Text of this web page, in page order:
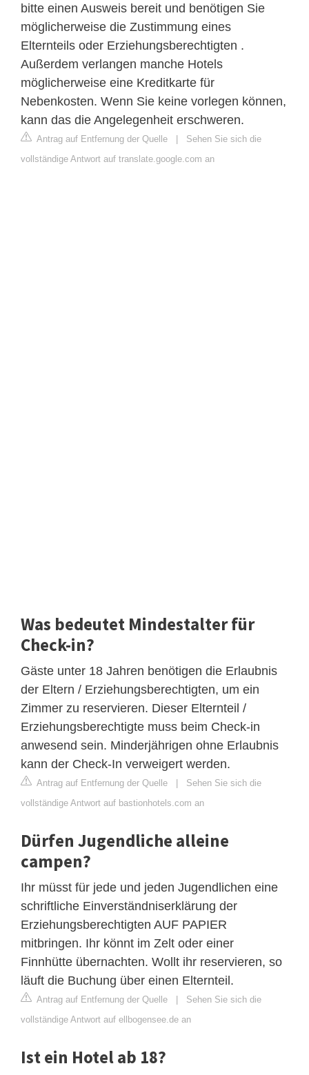
bitte einen Ausweis bereit und benötigen Sie
möglicherweise die Zustimmung eines
Elternteils oder Erziehungsberechtigten .
Außerdem verlangen manche Hotels
möglicherweise eine Kreditkarte für
Nebenkosten. Wenn Sie keine vorlegen können,
kann das die Angelegenheit erschweren.
Antrag auf Entfernung der Quelle | Sehen Sie sich die
vollständige Antwort auf translate.google.com an
Was bedeutet Mindestalter für
Check-in?
Gäste unter 18 Jahren benötigen die Erlaubnis
der Eltern / Erziehungsberechtigten, um ein
Zimmer zu reservieren. Dieser Elternteil /
Erziehungsberechtigte muss beim Check-in
anwesend sein. Minderjährigen ohne Erlaubnis
kann der Check-In verweigert werden.
Antrag auf Entfernung der Quelle | Sehen Sie sich die
vollständige Antwort auf bastionhotels.com an
Dürfen Jugendliche alleine
campen?
Ihr müsst für jede und jeden Jugendlichen eine
schriftliche Einverständniserklärung der
Erziehungsberechtigten AUF PAPIER
mitbringen. Ihr könnt im Zelt oder einer
Finnhütte übernachten. Wollt ihr reservieren, so
läuft die Buchung über einen Elternteil.
Antrag auf Entfernung der Quelle | Sehen Sie sich die
vollständige Antwort auf ellbogensee.de an
Ist ein Hotel ab 18?